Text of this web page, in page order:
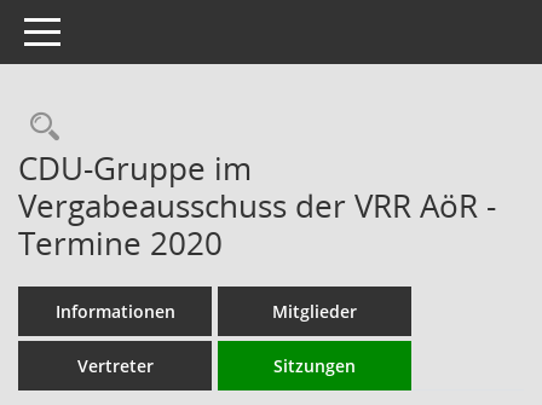
Toggle navigation
Rechercheauswahl
CDU-Gruppe im
Vergabeausschuss der VRR AöR -
Termine 2020
Informationen Mitglieder
Vertreter Sitzungen